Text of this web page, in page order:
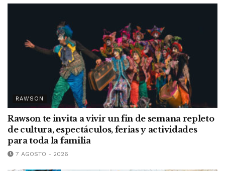
RAWSON
Rawson te invita a vivir un fin de semana repleto
de cultura, espectáculos, ferias y actividades
para toda la familia
7 AGOSTO - 2026